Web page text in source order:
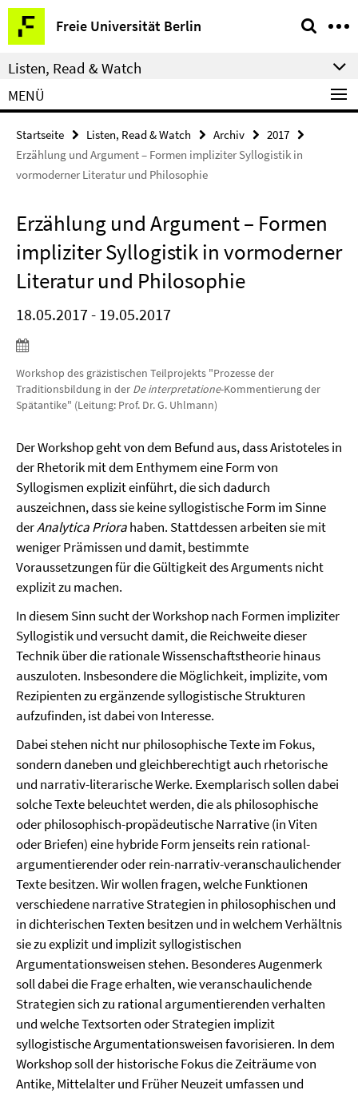
Springe
direkt
zu
Inhalt
Freie Universität Berlin
Service-
Navigation
Listen, Read & Watch
MENÜ
Startseite Listen, Read & Watch Archiv
2017
Erzählung und Argument – Formen impliziter Syllogistik in
vormoderner Literatur und Philosophie
Erzählung und Argument – Formen
impliziter Syllogistik in vormoderner
Literatur und Philosophie
18.05.2017 - 19.05.2017
Workshop des gräzistischen Teilprojekts "Prozesse der
Traditionsbildung in der De interpretatione-Kommentierung der
Spätantike" (Leitung: Prof. Dr. G. Uhlmann)
Der Workshop geht von dem Befund aus, dass Aristoteles in
der Rhetorik mit dem Enthymem eine Form von
Syllogismen explizit einführt, die sich dadurch
auszeichnen, dass sie keine syllogistische Form im Sinne
derAnalytica Priorahaben. Stattdessen arbeiten sie mit
weniger Prämissen und damit, bestimmte
Voraussetzungen für die Gültigkeit des Arguments nicht
explizit zu machen.
In diesem Sinn sucht der Workshop nach Formen impliziter
Syllogistik und versucht damit, die Reichweite dieser
Technik über die rationale Wissenschaftstheorie hinaus
auszuloten. Insbesondere die Möglichkeit, implizite, vom
Rezipienten zu ergänzende syllogistische Strukturen
aufzufinden, ist dabei von Interesse.
Dabei stehen nicht nur philosophische Texte im Fokus,
sondern daneben und gleichberechtigt auch rhetorische
und narrativ-literarische Werke. Exemplarisch sollen dabei
solche Texte beleuchtet werden, die als philosophische
oder philosophisch-propädeutische Narrative (in Viten
oder Briefen) eine hybride Form jenseits rein rational-
argumentierender oder rein-narrativ-veranschaulichender
Texte besitzen. Wir wollen fragen, welche Funktionen
verschiedene narrative Strategien in philosophischen und
in dichterischen Texten besitzen und in welchem Verhältnis
sie zu explizit und implizit syllogistischen
Argumentationsweisen stehen. Besonderes Augenmerk
soll dabei die Frage erhalten, wie veranschaulichende
Strategien sich zu rational argumentierenden verhalten
und welche Textsorten oder Strategien implizit
syllogistische Argumentationsweisen favorisieren. In dem
Workshop soll der historische Fokus die Zeiträume von
Antike, Mittelalter und Früher Neuzeit umfassen und